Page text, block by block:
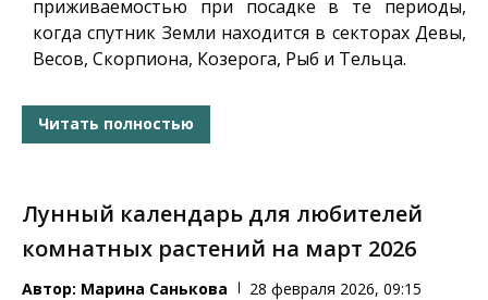
приживаемостью при посадке в те периоды,
когда спутник Земли находится в секторах Девы,
Весов, Скорпиона, Козерога, Рыб и Тельца.
Читать полностью
Лунный календарь для любителей
комнатных растений на март 2026
Автор: Марина Санькова 28 февраля 2026, 09:15